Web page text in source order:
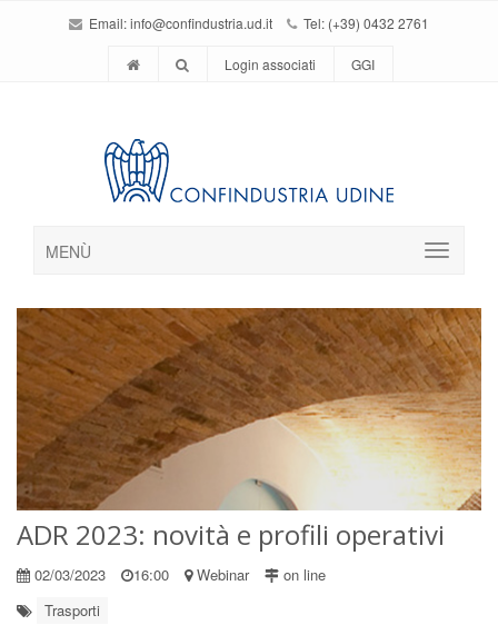
Email:info@confindustria.ud.it Tel: (+39) 0432 2761
Login associati GGI
MENÙ
ADR 2023: novità e profili operativi
02/03/2023 16:00 Webinar
on line
Trasporti